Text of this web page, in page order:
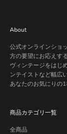
About
公式オンラインショ
方の要望にお応えす
ヴィンテージをはじ
ンテイストなど幅広
あなたのお気にりの1
商品カテゴリ一覧
全商品